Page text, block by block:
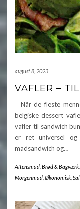
august 8, 2023
VAFLER –
Når de fleste
belgiske dessert
vafler til sandwich
er ret universel
madsandwich og…
Aftensmad Brød & Bagværk
Morgenmad Økonomisk